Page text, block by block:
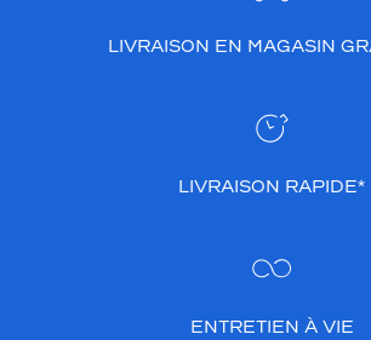
LIVRAISON EN MAGASIN
LIVRAISON RAPIDE*
ENTRETIEN À VIE